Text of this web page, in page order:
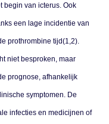
begin van icterus. Ook
een lage incidentie van
prothrombine tijd(1,2).
niet besproken, maar
prognose, afhankelijk
symptomen. De
infecties en medicijnen of